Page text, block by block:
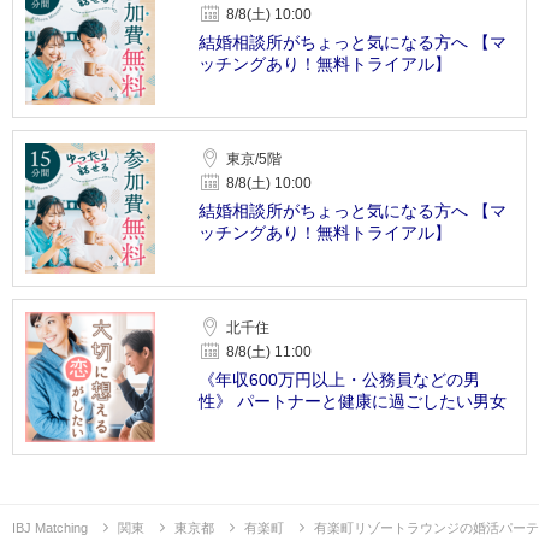
8/8(土) 10:00
結婚相談所がちょっと気になる方へ 【マ
ッチングあり！無料トライアル】
東京/5階
8/8(土) 10:00
結婚相談所がちょっと気になる方へ 【マ
ッチングあり！無料トライアル】
北千住
8/8(土) 11:00
《年収600万円以上・公務員などの男
性》 パートナーと健康に過ごしたい男女
IBJ Matching 関東 東京都 有楽町 有楽町リゾートラウンジの婚活パー